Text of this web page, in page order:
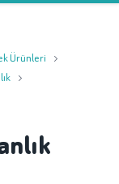
Ürünleri